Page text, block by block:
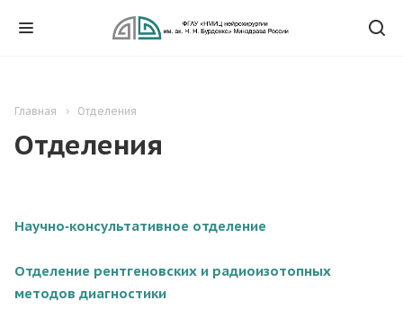
Главная Отделения
Отделения
Научно‑консультативное отделение
Отделение рентгеновских и радиоизотопных
методов диагностики